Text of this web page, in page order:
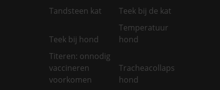
Tandsteen kat
Teek bij de kat
Teek bij hond
Temperatuur
hond
Titeren: onnodig
vaccineren
voorkomen
Tracheacollaps
hond